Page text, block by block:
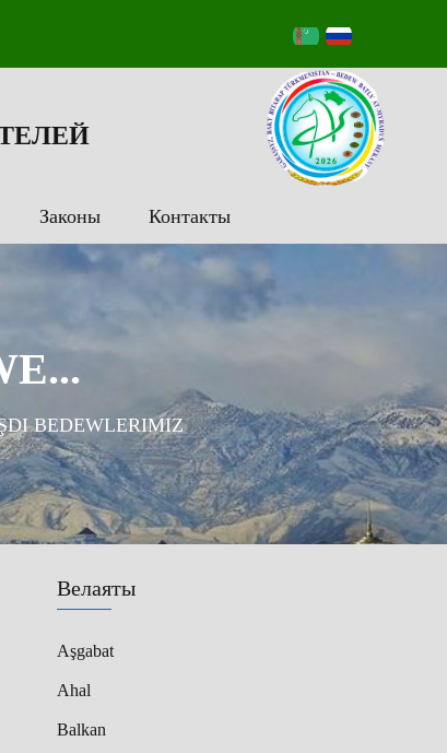
Законы Контакты
BEDEWLERIMIZ
Велаяты
Aşgabat
Ahal
Balkan